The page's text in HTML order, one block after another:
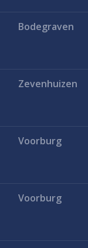
Bodegraven
Zevenhuizen
Voorburg
Voorburg